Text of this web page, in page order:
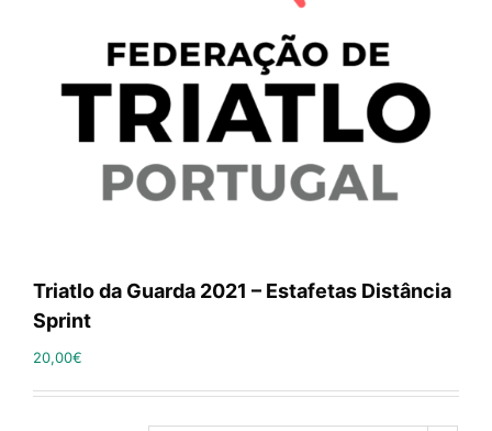
Triatlo da Guarda 2021 – Estafetas Distância
Sprint
20,00€